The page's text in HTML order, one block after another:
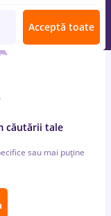
căutării tale
sau mai puține
Acceptă toate